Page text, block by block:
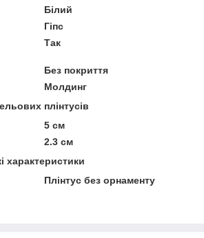
Білий
Гіпс
Так
Без покриття
Молдинг
плінтусів
5 см
2.3 см
характеристики
Плінтус без орнаменту